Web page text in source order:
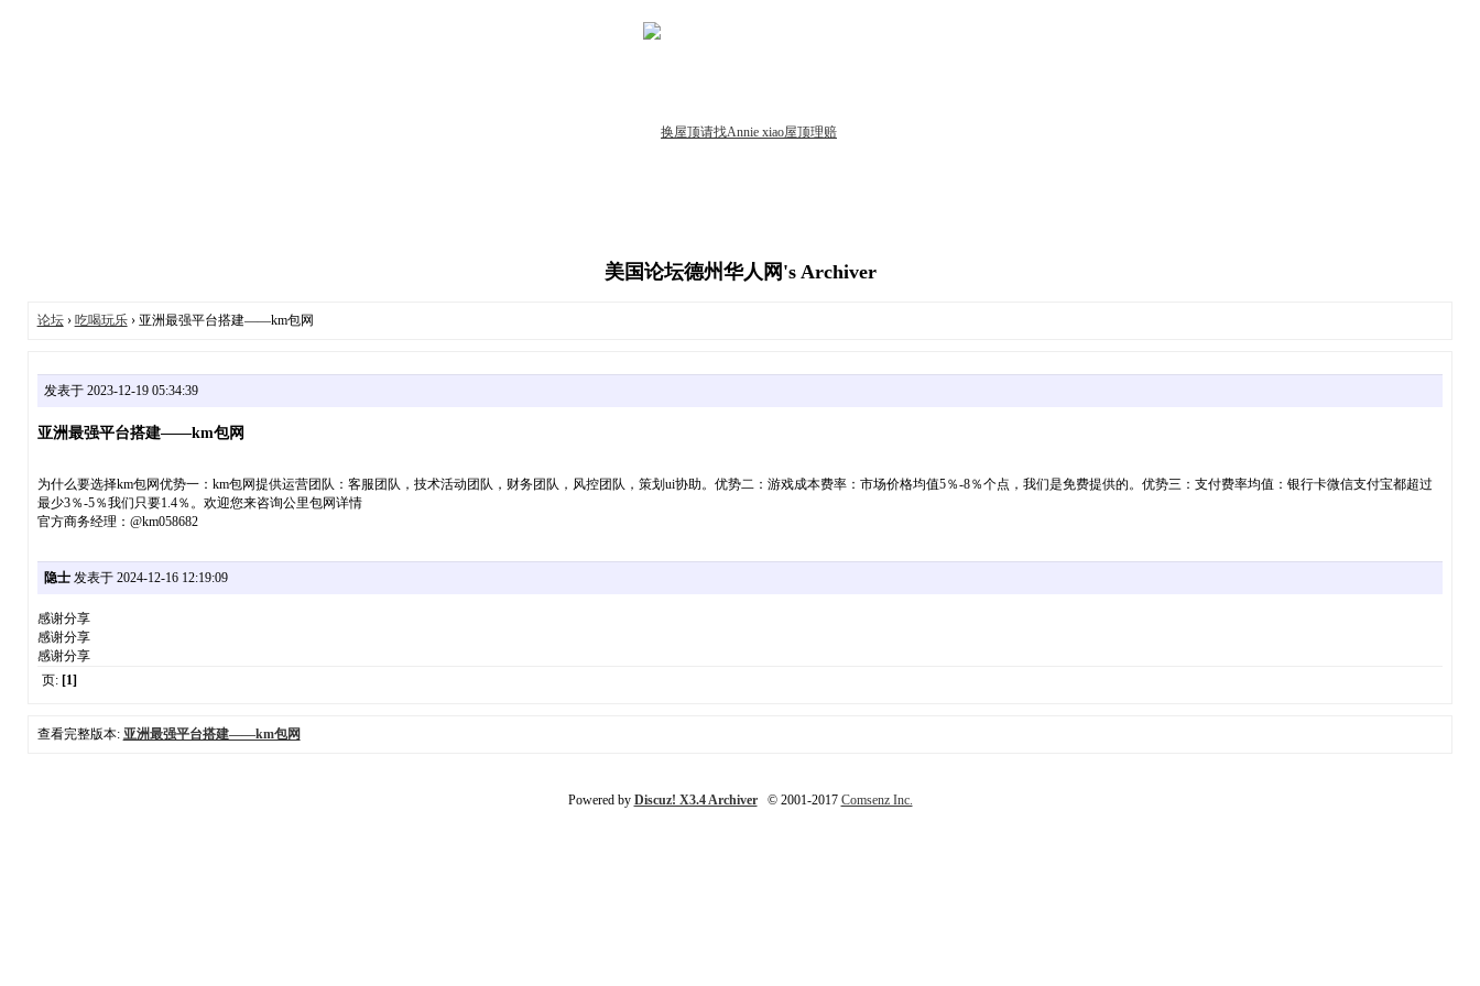
美国论坛德州华人网's Archiver
论坛› 吃喝玩乐› 亚洲最强平台搭建——km包网
发表于 2023-12-19 05:34:39
亚洲最强平台搭建——km包网
为什么要选择km包网优势一：km包网提供运营团队：客服团队，技术活动团队，财务团队，风控团队，策划ui协助。优势二：游戏成本费率：市场价格均值5％-8％个点，我们是免费提供的。优势三：支付费率均值：银行卡微信支付宝都超过
最少3％-5％我们只要1.4％。欢迎您来咨询公里包网详情
官方商务经理：@km058682
隐士发表于 2024-12-16 12:19:09
感谢分享
感谢分享
感谢分享
页: [1]
查看完整版本: 亚洲最强平台搭建——km包网
Powered by Discuz! X3.4 Archiver© 2001-2017 Comsenz Inc.